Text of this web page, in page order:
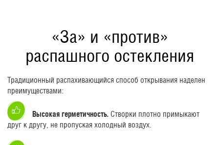
«За» и «против»
распашного остекления
Традиционный распахивающийся способ открывания наделен
преимуществами:
Высокая герметичность. Створки плотно примыкают
друг к другу, не пропуская холодный воздух.